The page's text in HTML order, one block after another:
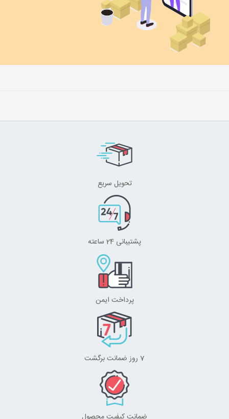
تحویل سریع
پشتیبانی 24 ساعته
پرداخت ایمن
7 روز ضمانت برگشت